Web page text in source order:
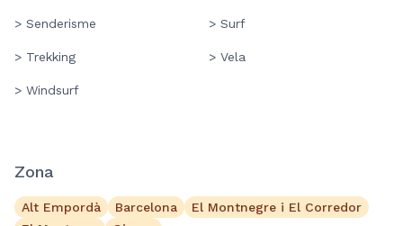
> Senderisme > Surf
> Trekking > Vela
> Windsurf
Zona
Alt Empordà Barcelona
El Montnegre i El Corredor